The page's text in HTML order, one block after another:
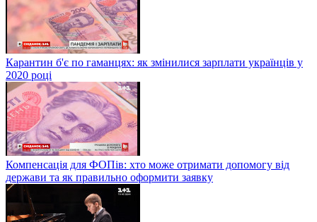
Карантин б'є по гаманцях: як змінилися зарплати українців у
2020 році
Компенсація для ФОПів: хто може отримати допомогу від
держави та як правильно оформити заявку